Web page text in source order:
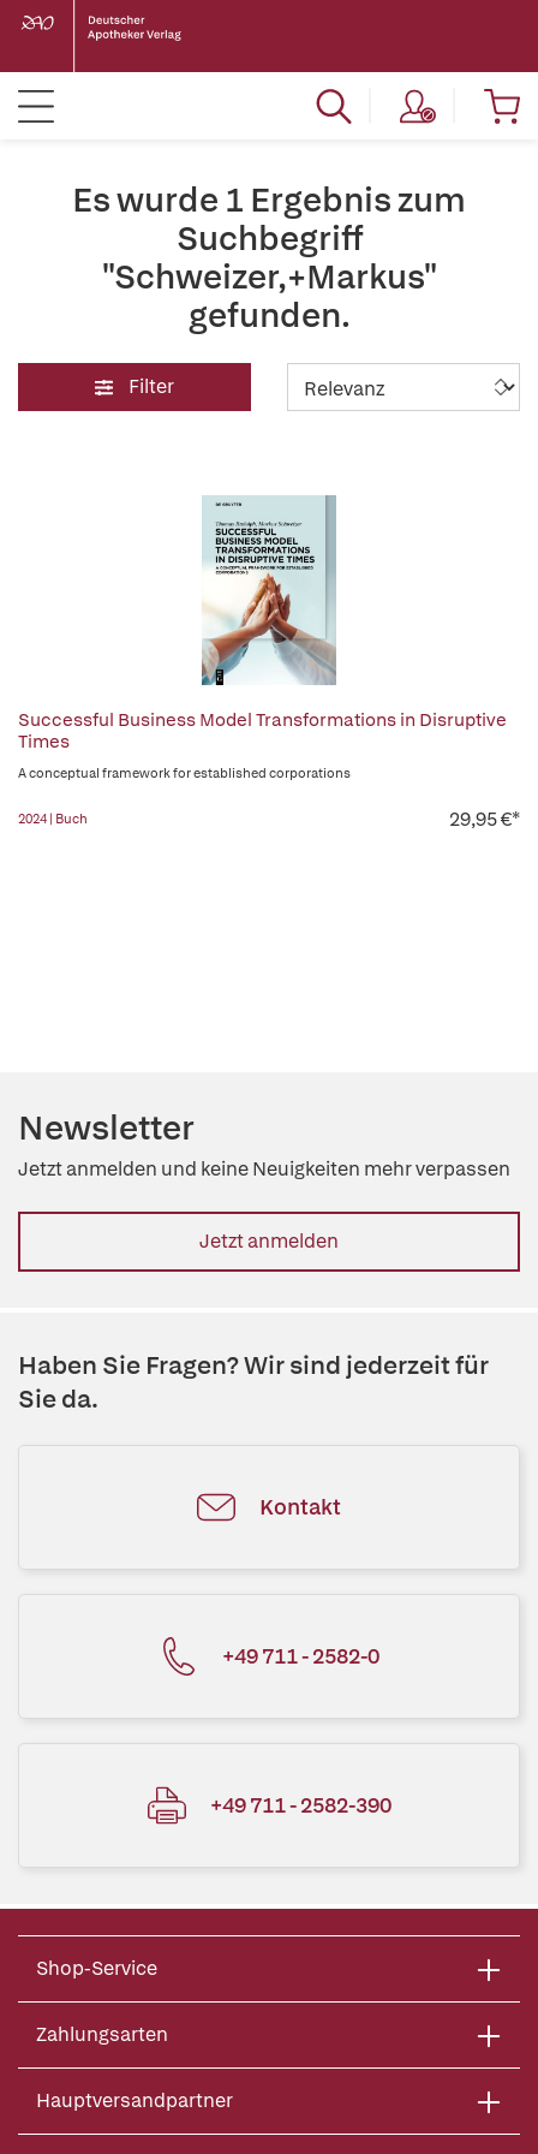
Es wurde 1 Ergebnis zum
Suchbegriff
"Schweizer,+Markus"
gefunden.
Filter
Successful Business Model Transformations in Disruptive
Times
A conceptual framework for established corporations
2024 | Buch 29,95 €*
Newsletter
Jetzt anmelden und keine Neuigkeiten mehr verpassen
Jetzt anmelden
Haben Sie Fragen? Wir sind jederzeit für
Sie da.
Kontakt
+49 711 - 2582-0
+49 711 - 2582-390
Shop-Service
Zahlungsarten
Hauptversandpartner